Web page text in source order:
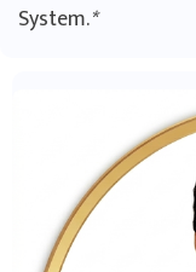
System.*